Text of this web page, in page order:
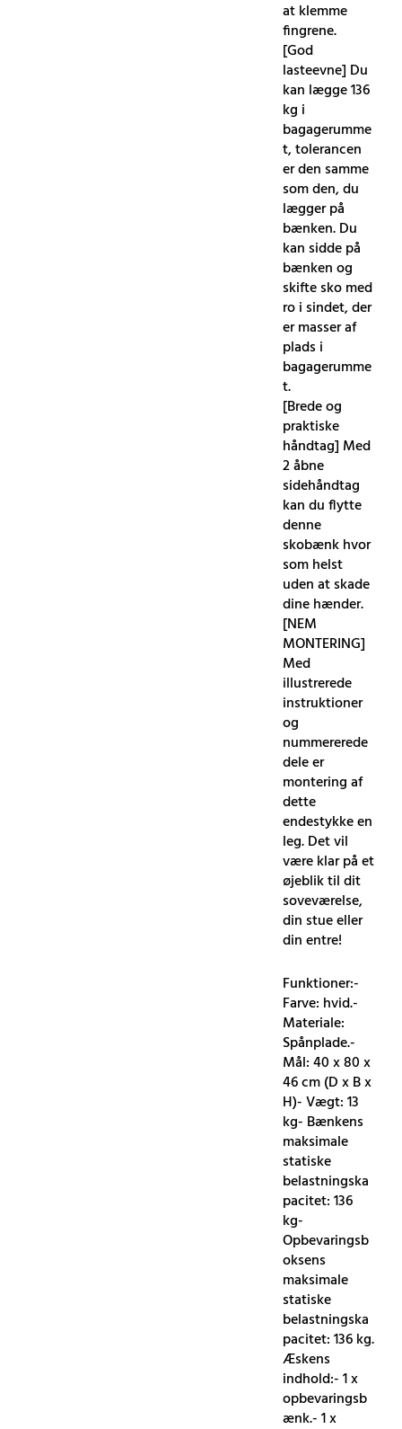
at klemme
fingrene.
[God
lasteevne] Du
kan lægge 136
kg i
bagagerumme
t, tolerancen
er den samme
som den, du
lægger på
bænken. Du
kan sidde på
bænken og
skifte sko med
ro i sindet, der
er masser af
plads i
bagagerumme
t.
[Brede og
praktiske
håndtag] Med
2 åbne
sidehåndtag
kan du flytte
denne
skobænk hvor
som helst
uden at skade
dine hænder.
[NEM
MONTERING]
Med
illustrerede
instruktioner
og
nummererede
dele er
montering af
dette
endestykke en
leg. Det vil
være klar på et
øjeblik til dit
soveværelse,
din stue eller
din entre!
Funktioner:-
Farve: hvid.-
Materiale:
Spånplade.-
Mål: 40 x 80 x
46 cm (D x B x
H)- Vægt: 13
kg- Bænkens
maksimale
statiske
belastningska
pacitet: 136
kg-
Opbevaringsb
oksens
maksimale
statiske
belastningska
pacitet: 136 kg.
Æskens
indhold:- 1 x
opbevaringsb
ænk.- 1 x